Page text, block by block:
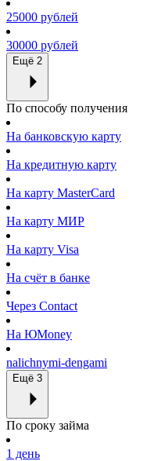
25000 рублей
30000 рублей
Ещё 2
По способу получения
На банковскую карту
На кредитную карту
На карту MasterCard
На карту МИР
На карту Visa
На счёт в банке
Через Contact
На ЮMoney
nalichnymi-dengami
Ещё 3
По сроку займа
1 день